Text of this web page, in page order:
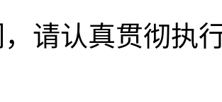
请认真贯彻执